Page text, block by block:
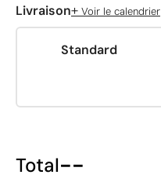
Livraison+ Voir le calendrier
Standard
Total--